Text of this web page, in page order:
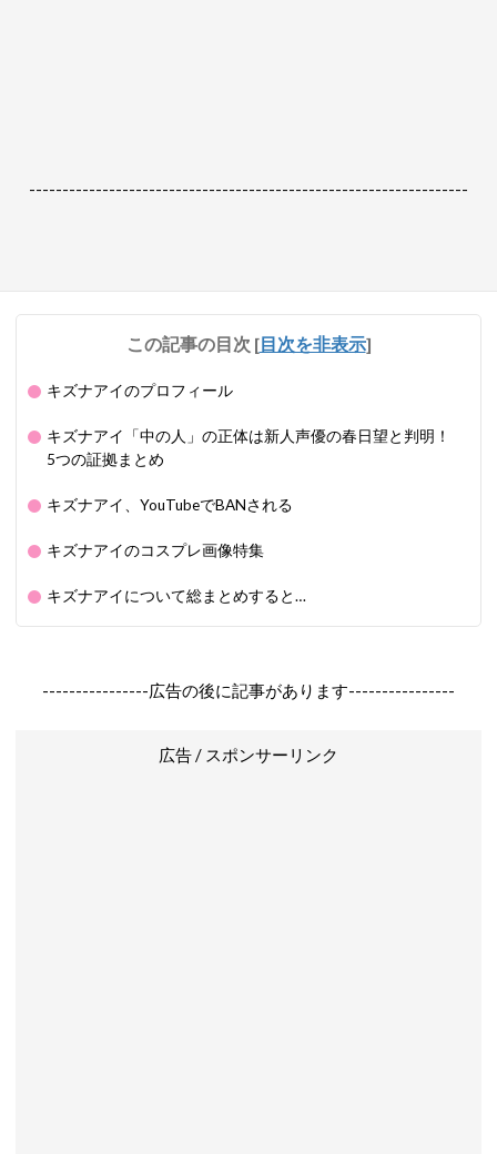
------------------------------------------------------------------
この記事の目次 [目次を非表示]
キズナアイのプロフィール
キズナアイ「中の人」の正体は新人声優の春日望と判明！
5つの証拠まとめ
キズナアイ、YouTubeでBANされる
キズナアイのコスプレ画像特集
キズナアイについて総まとめすると…
----------------広告の後に記事があります----------------
広告 / スポンサーリンク